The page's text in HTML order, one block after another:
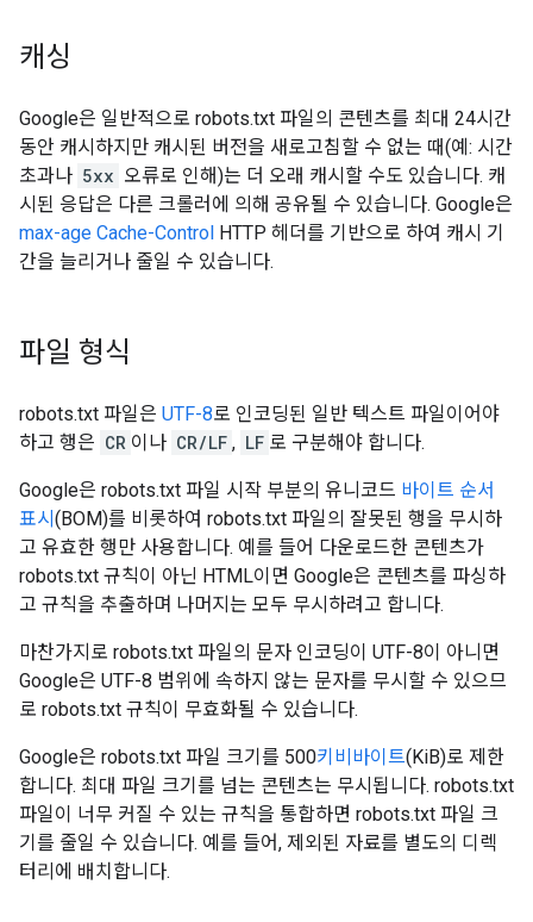
캐싱
Google은 일반적으로 robots.txt 파일의 콘텐츠를 최대 24시간
동안 캐시하지만 캐시된 버전을 새로고침할 수 없는 때(예: 시간
초과나 5xx 오류로 인해)는 더 오래 캐시할 수도 있습니다. 캐
시된 응답은 다른 크롤러에 의해 공유될 수 있습니다. Google은
max-age Cache-Control HTTP 헤더를 기반으로 하여 캐시 기
간을 늘리거나 줄일 수 있습니다.
파일 형식
robots.txt 파일은 UTF-8로 인코딩된 일반 텍스트 파일이어야
하고 행은 CR 이나 CR/LF , LF 로 구분해야 합니다.
Google은 robots.txt 파일 시작 부분의 유니코드 바이트 순서
표시 (BOM)를 비롯하여 robots.txt 파일의 잘못된 행을 무시하
고 유효한 행만 사용합니다. 예를 들어 다운로드한 콘텐츠가
robots.txt 규칙이 아닌 HTML이면 Google은 콘텐츠를 파싱하
고 규칙을 추출하며 나머지는 모두 무시하려고 합니다.
마찬가지로 robots.txt 파일의 문자 인코딩이 UTF-8이 아니면
Google은 UTF-8 범위에 속하지 않는 문자를 무시할 수 있으므
로 robots.txt 규칙이 무효화될 수 있습니다.
Google은 robots.txt 파일 크기를 500키비바이트(KiB)로 제한
합니다. 최대 파일 크기를 넘는 콘텐츠는 무시됩니다. robots.txt
파일이 너무 커질 수 있는 규칙을 통합하면 robots.txt 파일 크
기를 줄일 수 있습니다. 예를 들어, 제외된 자료를 별도의 디렉
터리에 배치합니다.